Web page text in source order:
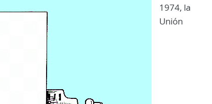
1974, la
Unión